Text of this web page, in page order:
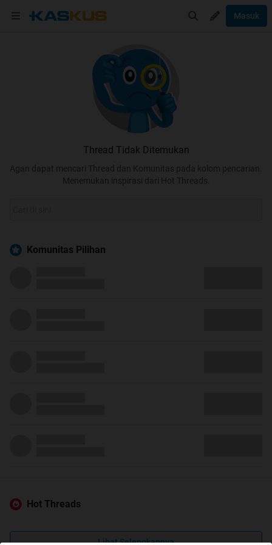
Masuk
Thread Tidak Ditemukan
Agan dapat mencari Thread dan Komunitas pada kolom pencarian.
Menemukan inspirasi dari Hot Threads.
Komunitas Pilihan
Hot Threads
Lihat Selengkapnya